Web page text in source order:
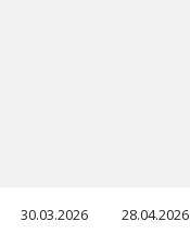
30.03.2026 28.04.2026